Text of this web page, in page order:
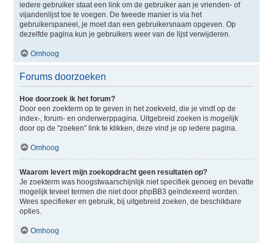
iedere gebruiker staat een link om de gebruiker aan je vrienden- of
vijandenlijst toe te voegen. De tweede manier is via het
gebruikerspaneel, je moet dan een gebruikersnaam opgeven. Op
dezelfde pagina kun je gebruikers weer van de lijst verwijderen.
Omhoog
Forums doorzoeken
Hoe doorzoek ik het forum?
Door een zoekterm op te geven in het zoekveld, die je vindt op de
index-, forum- en onderwerppagina. Uitgebreid zoeken is mogelijk
door op de "zoeken" link te klikken, deze vind je op iedere pagina.
Omhoog
Waarom levert mijn zoekopdracht geen resultaten op?
Je zoekterm was hoogstwaarschijnlijk niet specifiek genoeg en bevatte
mogelijk teveel termen die niet door phpBB3 geïndexeerd worden.
Wees specifieker en gebruik, bij uitgebreid zoeken, de beschikbare
opties.
Omhoog